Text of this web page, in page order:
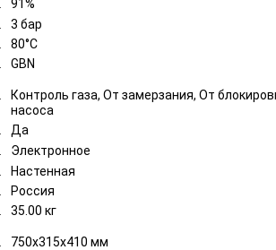
91%
3 бар
80°С
GBN
Контроль газа, От замерзания, От
насоса
Да
Электронное
Настенная
Россия
35.00 кг
750x315x410 мм